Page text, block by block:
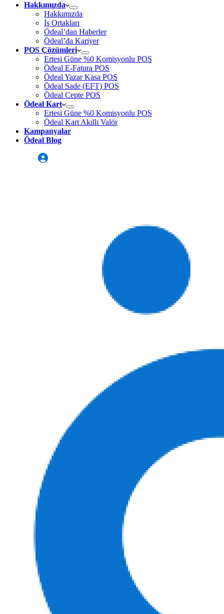
Hakkımızda
Hakkımızda
İş Ortakları
Ödeal’dan Haberler
Ödeal’da Kariyer
POS Çözümleri
Ertesi Güne %0 Komisyonlu POS
Ödeal E-Fatura POS
Ödeal Yazar Kasa POS
Ödeal Sade (EFT) POS
Ödeal Cepte POS
Ödeal Kart
Ertesi Güne %0 Komisyonlu POS
Ödeal Kart Akıllı Valör
Kampanyalar
Ödeal Blog